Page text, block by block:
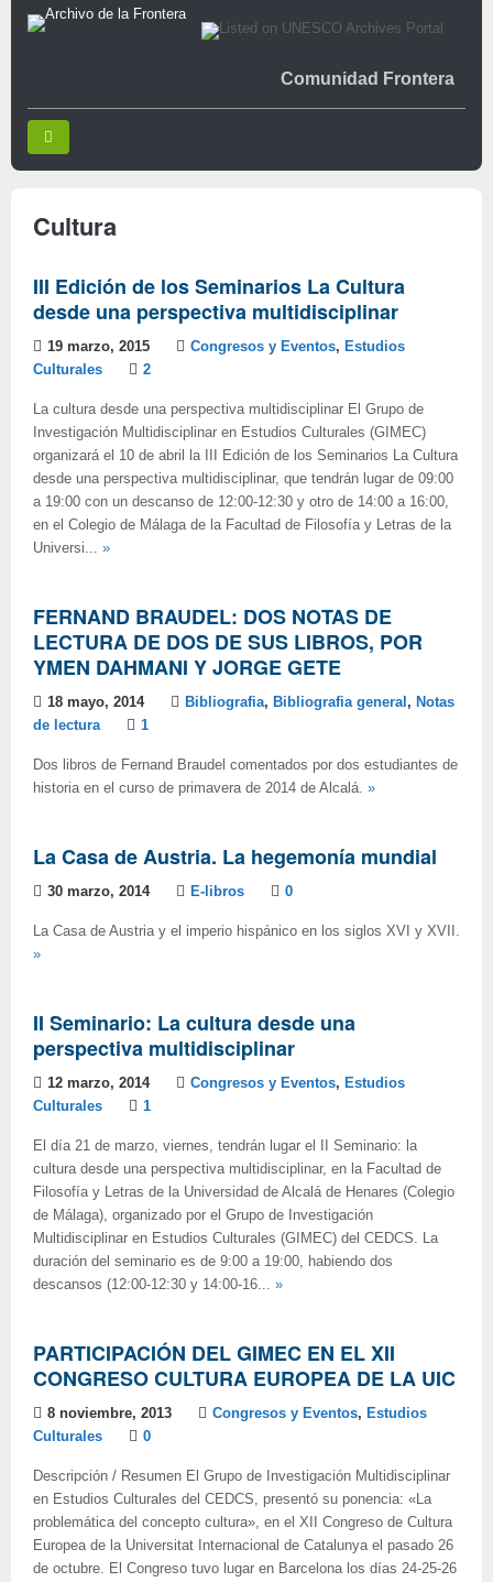
Comunidad Frontera
Cultura
III Edición de los Seminarios La Cultura
desde una perspectiva multidisciplinar
19 marzo, 2015 Congresos y Eventos, Estudios
Culturales
2
La cultura desde una perspectiva multidisciplinar El Grupo de
Investigación Multidisciplinar en Estudios Culturales (GIMEC)
organizará el 10 de abril la III Edición de los Seminarios La Cultura
desde una perspectiva multidisciplinar, que tendrán lugar de 09:00
a 19:00 con un descanso de 12:00-12:30 y otro de 14:00 a 16:00,
en el Colegio de Málaga de la Facultad de Filosofía y Letras de la
Universi... »
FERNAND BRAUDEL: DOS NOTAS DE
LECTURA DE DOS DE SUS LIBROS, POR
YMEN DAHMANI Y JORGE GETE
18 mayo, 2014 Bibliografia, Bibliografia general , Notas
de lectura
1
Dos libros de Fernand Braudel comentados por dos estudiantes de
historia en el curso de primavera de 2014 de Alcalá. »
La Casa de Austria. La hegemonía mundial
30 marzo, 2014 E-libros 0
La Casa de Austria y el imperio hispánico en los siglos XVI y XVII.
»
II Seminario: La cultura desde una
perspectiva multidisciplinar
12 marzo, 2014 Congresos y Eventos, Estudios
Culturales
1
El día 21 de marzo, viernes, tendrán lugar el II Seminario: la
cultura desde una perspectiva multidisciplinar, en la Facultad de
Filosofía y Letras de la Universidad de Alcalá de Henares (Colegio
de Málaga), organizado por el Grupo de Investigación
Multidisciplinar en Estudios Culturales (GIMEC) del CEDCS. La
duración del seminario es de 9:00 a 19:00, habiendo dos
descansos (12:00-12:30 y 14:00-16... »
PARTICIPACIÓN DEL GIMEC EN EL XII
CONGRESO CULTURA EUROPEA DE LA UIC
8 noviembre, 2013 Congresos y Eventos, Estudios
Culturales
0
Descripción / Resumen El Grupo de Investigación Multidisciplinar
en Estudios Culturales del CEDCS, presentó su ponencia: «La
problemática del concepto cultura», en el XII Congreso de Cultura
Europea de la Universitat Internacional de Catalunya el pasado 26
de octubre. El Congreso tuvo lugar en Barcelona los días 24-25-26